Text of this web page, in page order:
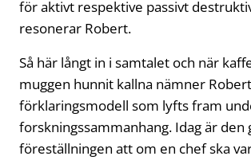
för aktivt respektive passivt
resonerar Robert.
Så här långt in i samtalet och när
muggen hunnit kallna nämner
förklaringsmodell som lyfts fram
forskningssammanhang. Idag är den
föreställningen att om en chef ska